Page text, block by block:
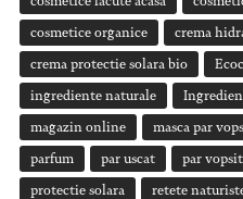
cosmetice organice crema
crema protectie solara bio
ingrediente naturale
magazin online masca par
parfum par uscat par vopsit
protectie solara retete